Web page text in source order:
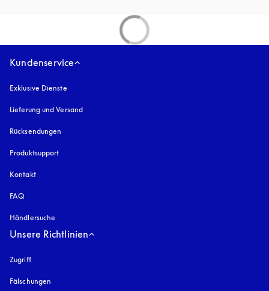
Kundenservice
Exklusive Dienste
Lieferung und Versand
Rücksendungen
Produktsupport
Kontakt
FAQ
Händlersuche
Unsere Richtlinien
Zugrifföffnet sich in einem neuen Tab
Fälschungen